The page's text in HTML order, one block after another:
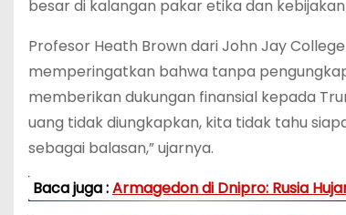
besar di kalangan pakar etika dan
Profesor Heath Brown dari John Jay
memperingatkan bahwa tanpa
memberikan dukungan finansial kepada
uang tidak diungkapkan, kita tidak tahu
sebagai balasan,” ujarnya.
Baca juga :Armagedon di Dnipro: Rusia